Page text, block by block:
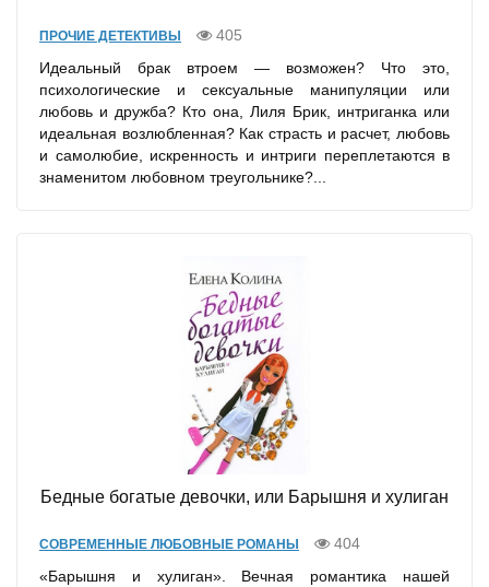
ПРОЧИЕ ДЕТЕКТИВЫ
405
Идеальный брак втроем — возможен? Что это,
психологические и сексуальные манипуляции или
любовь и дружба? Кто она, Лиля Брик, интриганка или
идеальная возлюбленная? Как страсть и расчет, любовь
и самолюбие, искренность и интриги переплетаются в
знаменитом любовном треугольнике?...
Бедные богатые девочки, или Барышня и хулиган
СОВРЕМЕННЫЕ ЛЮБОВНЫЕ РОМАНЫ
404
«Барышня и хулиган». Вечная романтика нашей